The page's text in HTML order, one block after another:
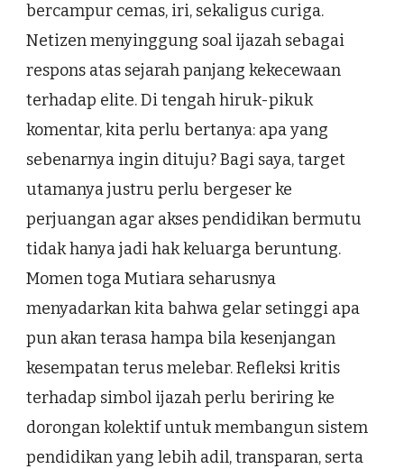
bercampur cemas, iri, sekaligus curiga.
Netizen menyinggung soal ijazah sebagai
respons atas sejarah panjang kekecewaan
terhadap elite. Di tengah hiruk-pikuk
komentar, kita perlu bertanya: apa yang
sebenarnya ingin dituju? Bagi saya, target
utamanya justru perlu bergeser ke
perjuangan agar akses pendidikan bermutu
tidak hanya jadi hak keluarga beruntung.
Momen toga Mutiara seharusnya
menyadarkan kita bahwa gelar setinggi apa
pun akan terasa hampa bila kesenjangan
kesempatan terus melebar. Refleksi kritis
terhadap simbol ijazah perlu beriring ke
dorongan kolektif untuk membangun sistem
pendidikan yang lebih adil, transparan, serta